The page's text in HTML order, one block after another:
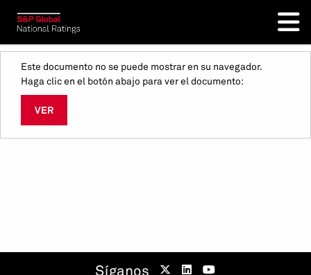
Este documento no se puede mostrar en su navegador.
Haga clic en el botón abajo para ver el documento:
VER
Síganos